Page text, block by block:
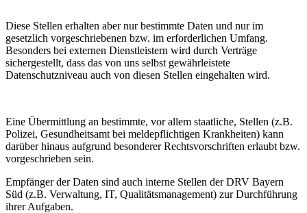
Diese Stellen erhalten aber nur bestimmte Daten und nur im
gesetzlich vorgeschriebenen bzw. im erforderlichen Umfang.
Besonders bei externen Dienstleistern wird durch Verträge
sichergestellt, dass das von uns selbst gewährleistete
Datenschutzniveau auch von diesen Stellen eingehalten wird.
Eine Übermittlung an bestimmte, vor allem staatliche, Stellen (z.B.
Polizei, Gesundheitsamt bei meldepflichtigen Krankheiten) kann
darüber hinaus aufgrund besonderer Rechtsvorschriften erlaubt bzw.
vorgeschrieben sein.
Empfänger der Daten sind auch interne Stellen der DRV Bayern
Süd (z.B. Verwaltung, IT, Qualitätsmanagement) zur Durchführung
ihrer Aufgaben.